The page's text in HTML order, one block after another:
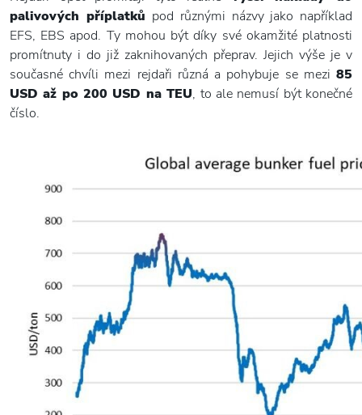
palivových příplatků pod různými názvy jako například
EFS, EBS apod. Ty mohou být díky své okamžité platnosti
promítnuty i do již zaknihovaných přeprav. Jejich výše je v
současné chvíli mezi rejdaři různá a pohybuje se mezi 85
USD až po 200 USD na TEU, to ale nemusí být konečné
číslo.